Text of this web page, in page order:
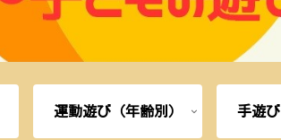
運動遊び（年齢別） 手遊び